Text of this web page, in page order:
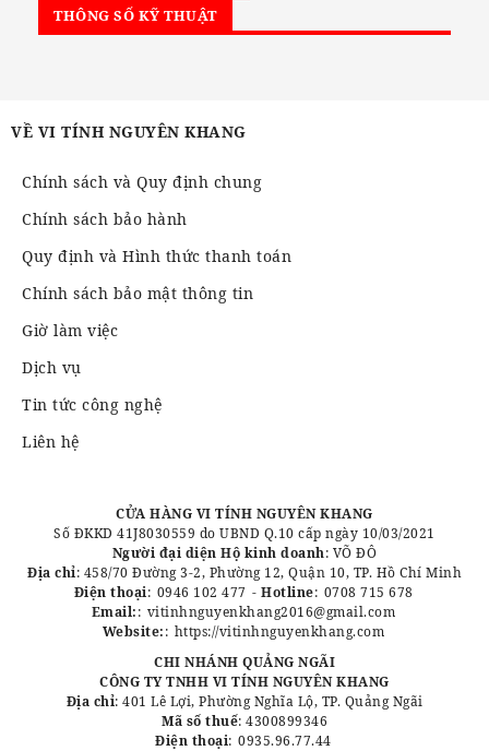
THÔNG SỐ KỸ THUẬT
VỀ VI TÍNH NGUYÊN KHANG
Chính sách và Quy định chung
Chính sách bảo hành
Quy định và Hình thức thanh toán
Chính sách bảo mật thông tin
Giờ làm việc
Dịch vụ
Tin tức công nghệ
Liên hệ
CỬA HÀNG VI TÍNH NGUYÊN KHANG
Số ĐKKD 41J8030559 do UBND Q.10 cấp ngày 10/03/2021
Người đại diện Hộ kinh doanh: VÕ ĐÔ
Địa chỉ: 458/70 Đường 3-2, Phường 12, Quận 10, TP. Hồ Chí Minh
Điện thoại: 0946 102 477 - Hotline: 0708 715 678
Email:: vitinhnguyenkhang2016@gmail.com
Website:: https://vitinhnguyenkhang.com
CHI NHÁNH QUẢNG NGÃI
CÔNG TY TNHH VI TÍNH NGUYÊN KHANG
Địa chỉ: 401 Lê Lợi, Phường Nghĩa Lộ, TP. Quảng Ngãi
Mã số thuế: 4300899346
Điện thoại: 0935.96.77.44